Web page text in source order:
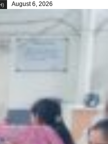
August 6, 2026